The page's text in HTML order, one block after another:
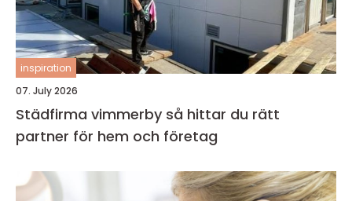
inspiration
07. July 2026
Städfirma vimmerby så hittar du rätt
partner för hem och företag